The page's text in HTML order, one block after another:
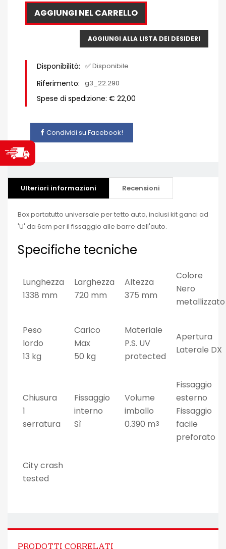
AGGIUNGI NEL CARRELLO
AGGIUNGI ALLA LISTA DEI DESIDERI
Disponibilità: ✅ Disponibile
Riferimento: g3_22.290
Spese di spedizione: € 22,00
Condividi su Facebook!
Ulteriori informazioni Recensioni
Box portatutto universale per tetto auto, inclusi kit ganci ad
'U' da 6cm per il fissaggio alle barre dell'auto.
Specifiche tecniche
Lunghezza
1338 mm
Larghezza
720 mm
Altezza
375 mm
Colore
Nero
metallizzato
Peso
lordo
13 kg
Carico
Max
50 kg
Materiale
P.S. UV
protected
Apertura
Laterale DX
Chiusura
1
serratura
Fissaggio
interno
Sì
Volume
imballo
0.390 m3
Fissaggio
esterno
Fissaggio
facile
preforato
City crash
tested